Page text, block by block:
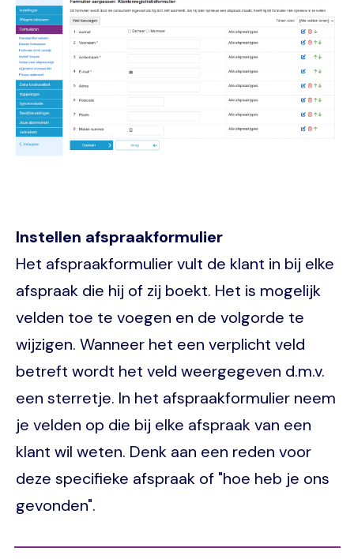
Instellen afspraakformulier
Het afspraakformulier vult de klant in bij elke
afspraak die hij of zij boekt. Het is mogelijk
velden toe te voegen en de volgorde te
wijzigen. Wanneer het een verplicht veld
betreft wordt het veld weergegeven d.m.v.
een sterretje. In het afspraakformulier neem
je velden op die bij elke afspraak van een
klant wil weten. Denk aan een reden voor
deze specifieke afspraak of "hoe heb je ons
gevonden".